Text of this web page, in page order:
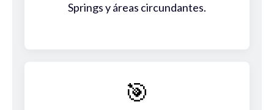
Springs y áreas circundantes.
🎯